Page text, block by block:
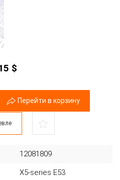
$
Перейти в корзину
12081809
X5-series E53